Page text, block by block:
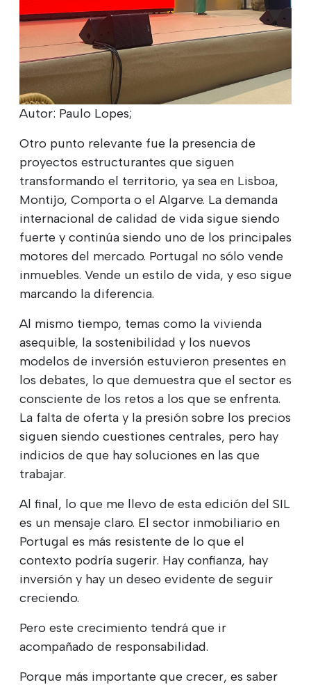
Autor: Paulo Lopes;
Otro punto relevante fue la presencia de
proyectos estructurantes que siguen
transformando el territorio, ya sea en Lisboa,
Montijo, Comporta o el Algarve. La demanda
internacional de calidad de vida sigue siendo
fuerte y continúa siendo uno de los principales
motores del mercado. Portugal no sólo vende
inmuebles. Vende un estilo de vida, y eso sigue
marcando la diferencia.
Al mismo tiempo, temas como la vivienda
asequible, la sostenibilidad y los nuevos
modelos de inversión estuvieron presentes en
los debates, lo que demuestra que el sector es
consciente de los retos a los que se enfrenta.
La falta de oferta y la presión sobre los precios
siguen siendo cuestiones centrales, pero hay
indicios de que hay soluciones en las que
trabajar.
Al final, lo que me llevo de esta edición del SIL
es un mensaje claro. El sector inmobiliario en
Portugal es más resistente de lo que el
contexto podría sugerir. Hay confianza, hay
inversión y hay un deseo evidente de seguir
creciendo.
Pero este crecimiento tendrá que ir
acompañado de responsabilidad.
Porque más importante que crecer, es saber